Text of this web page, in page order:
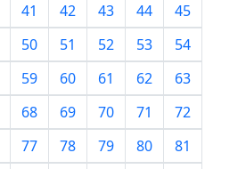
41 42 43 44
45
50 51 52 53
54
59 60 61 62
63
68 69 70 71
72
77 78 79 80
81